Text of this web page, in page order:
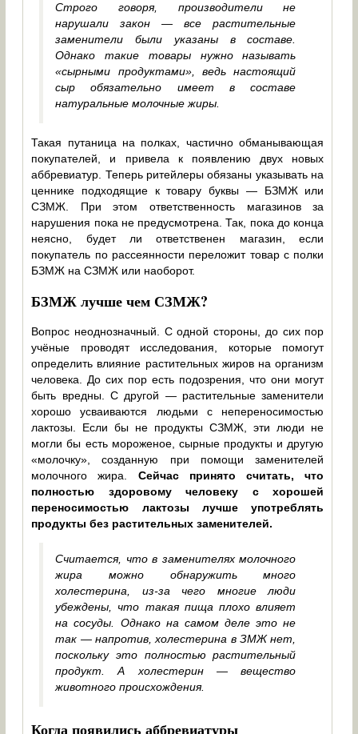
Строго говоря, производители не
нарушали закон — все растительные
заменители были указаны в составе.
Однако такие товары нужно называть
«сырными продуктами», ведь настоящий
сыр обязательно имеет в составе
натуральные молочные жиры.
Такая путаница на полках, частично обманывающая
покупателей, и привела к появлению двух новых
аббревиатур. Теперь ритейлеры обязаны указывать на
ценнике подходящие к товару буквы — БЗМЖ или
СЗМЖ. При этом ответственность магазинов за
нарушения пока не предусмотрена. Так, пока до конца
неясно, будет ли ответственен магазин, если
покупатель по рассеянности переложит товар с полки
БЗМЖ на СЗМЖ или наоборот.
БЗМЖ лучше чем СЗМЖ?
Вопрос неоднозначный. С одной стороны, до сих пор
учёные проводят исследования, которые помогут
определить влияние растительных жиров на организм
человека. До сих пор есть подозрения, что они могут
быть вредны. С другой — растительные заменители
хорошо усваиваются людьми с непереносимостью
лактозы. Если бы не продукты СЗМЖ, эти люди не
могли бы есть мороженое, сырные продукты и другую
«молочку», созданную при помощи заменителей
молочного жира. Сейчас принято считать, что
полностью здоровому человеку с хорошей
переносимостью лактозы лучше употреблять
продукты без растительных заменителей.
Считается, что в заменителях молочного
жира можно обнаружить много
холестерина, из-за чего многие люди
убеждены, что такая пища плохо влияет
на сосуды. Однако на самом деле это не
так — напротив, холестерина в ЗМЖ нет,
поскольку это полностью растительный
продукт. А холестерин — вещество
животного происхождения.
Когда появились аббревиатуры